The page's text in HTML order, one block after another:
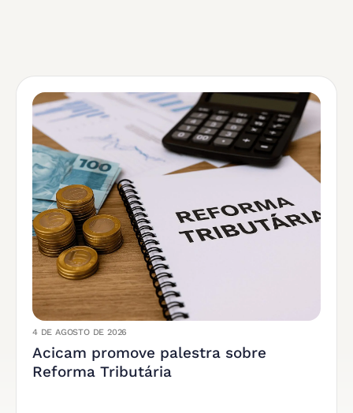
4 DE AGOSTO DE 2026
Acicam promove palestra sobre
Reforma Tributária